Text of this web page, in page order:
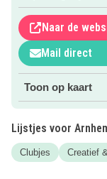
Juffrouw Jannie
Tip: op onze site
en om Arnhem!
Naar de
Mail direct
Toon op kaart
Lijstjes voor
Clubjes Creatief